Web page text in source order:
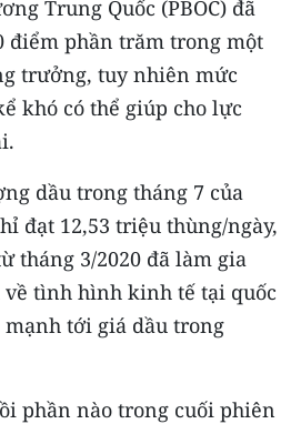
Trung Quốc (PBOC) đã
điểm phần trăm trong một
trưởng, tuy nhiên mức
khó có thể giúp cho lực
dầu trong tháng 7 của
đạt 12,53 triệu thùng/ngày,
tháng 3/2020 đã làm gia
tình hình kinh tế tại quốc
mạnh tới giá dầu trong
phần nào trong cuối phiên